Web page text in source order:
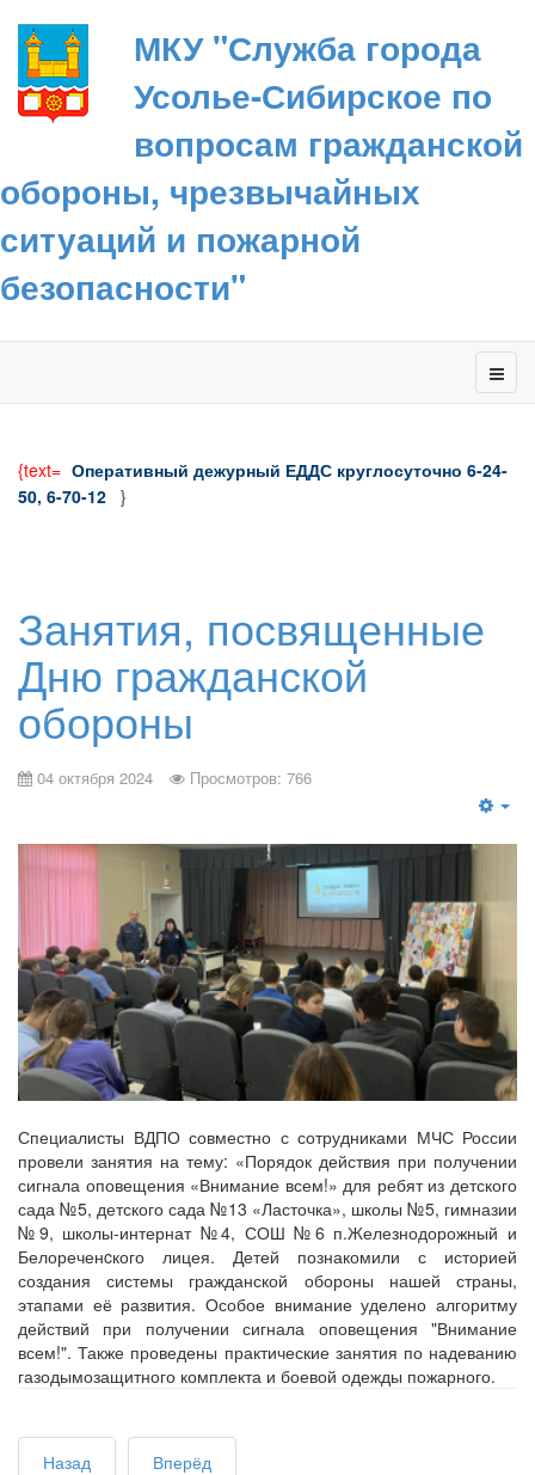
МКУ "Служба города
Усолье-Сибирское по
вопросам гражданской
обороны, чрезвычайных
ситуаций и пожарной
безопасности"
{text= Оперативный дежурный ЕДДС круглосуточно 6-24-
50, 6-70-12 }
Занятия, посвященные
Дню гражданской
обороны
04 октября 2024 Просмотров: 766
Специалисты ВДПО совместно с сотрудниками МЧС России
провели занятия на тему: «Порядок действия при получении
сигнала оповещения «Внимание всем!» для ребят из детского
сада №5, детского сада №13 «Ласточка», школы №5, гимназии
№9, школы-интернат №4, СОШ №6 п.Железнодорожный и
Белореченcкого лицея. Детей познакомили с историей
создания системы гражданской обороны нашей страны,
этапами её развития. Особое внимание уделено алгоритму
действий при получении сигнала оповещения "Внимание
всем!". Также проведены практические занятия по надеванию
газодымозащитного комплекта и боевой одежды пожарного.
Назад Вперёд